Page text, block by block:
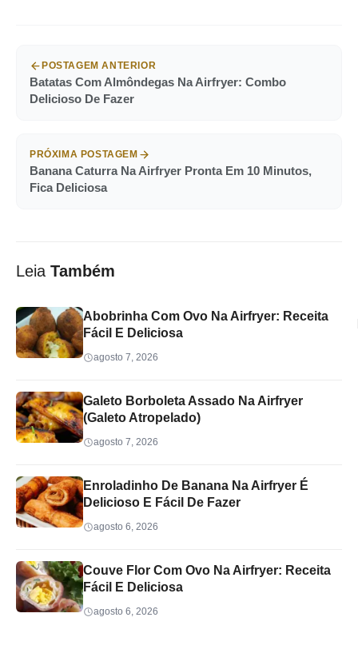
POSTAGEM ANTERIOR
Batatas Com Almôndegas Na Airfryer: Combo
Delicioso De Fazer
PRÓXIMA POSTAGEM
Banana Caturra Na Airfryer Pronta Em 10 Minutos,
Fica Deliciosa
Leia Também
Abobrinha Com Ovo Na Airfryer: Receita
Fácil E Deliciosa
agosto 7, 2026
Galeto Borboleta Assado Na Airfryer
(Galeto Atropelado)
agosto 7, 2026
Enroladinho De Banana Na Airfryer É
Delicioso E Fácil De Fazer
agosto 6, 2026
Couve Flor Com Ovo Na Airfryer: Receita
Fácil E Deliciosa
agosto 6, 2026